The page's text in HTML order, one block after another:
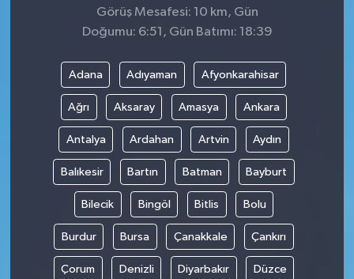
Görüş Mesafesi: 10 km, Gün
Doğumu: 6:51, Gün Batımı: 18:39
Adana Adıyaman Afyonkarahisar
Ağrı Aksaray Amasya Ankara
Antalya Ardahan Artvin Aydın
Balıkesir Bartın Batman Bayburt
Bilecik Bingöl Bitlis Bolu
Burdur Bursa Çanakkale Çankırı
Çorum Denizli Diyarbakır Düzce